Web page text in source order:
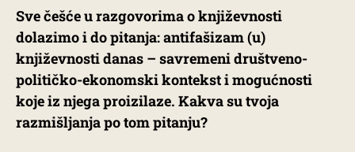
Sve češće u razgovorima o književnosti
dolazimo i do pitanja: antifašizam (u)
književnosti danas – savremeni društveno-
političko-ekonomski kontekst i mogućnosti
koje iz njega proizilaze. Kakva su tvoja
razmišljanja po tom pitanju?